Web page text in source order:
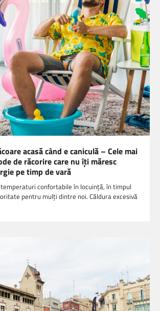
acasă când e caniculă – Cele mai
de răcorire care nu îți măresc
pe timp de vară
confortabile în locuință, în timpul
pentru mulți dintre noi. Căldura excesivă